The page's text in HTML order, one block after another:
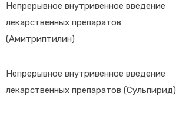
Непрерывное внутривенное введение
лекарственных препаратов
(Амитриптилин)
Непрерывное внутривенное введение
лекарственных препаратов (Сульпирид)